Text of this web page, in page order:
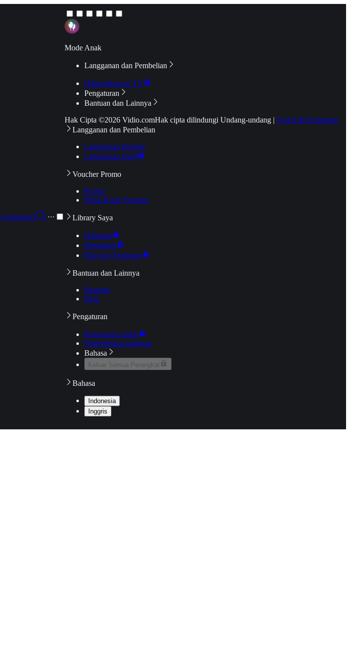
Langganan
···
Mode Anak
Langganan dan Pembelian
Hubungkan ke TV
Pengaturan
Bantuan dan Lainnya
Hak Cipta ©2026 Vidio.comHak cipta dilindungi Undang-undang | Syarat & Ketentuan
Langganan dan Pembelian
Langganan Premier
Langganan Aktif
Voucher Promo
Promo
Pakai Kode Voucher
Library Saya
Daftarku
Mengikuti
Riwayat Tontonan
Bantuan dan Lainnya
Bantuan
Blog
Pengaturan
Pengaturan Akun
Pemeriksaan Jaringan
Bahasa
Keluar Semua Perangkat
Bahasa
Indonesia
Inggris